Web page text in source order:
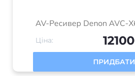
AV-Ресивер Denon AVC-
Ціна:
ПРИДБАТИ